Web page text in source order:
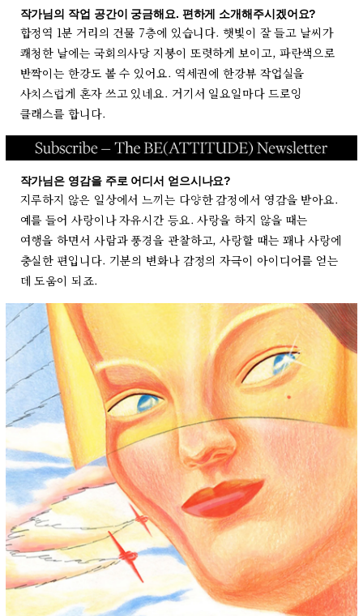
작가님의 작업 공간이 궁금해요. 편하게 소개해주시겠어요?
합정역 1분 거리의 건물 7층에 있습니다. 햇빛이 잘 들고 날씨가
쾌청한 날에는 국회의사당 지붕이 또렷하게 보이고, 파란색으로
반짝이는 한강도 볼 수 있어요. 역세권에 한강뷰 작업실을
사치스럽게 혼자 쓰고 있네요. 거기서 일요일마다 드로잉
클래스를 합니다.
작가님은 영감을 주로 어디서 얻으시나요?
지루하지 않은 일상에서 느끼는 다양한 감정에서 영감을 받아요.
예를 들어 사랑이나 자유시간 등요. 사랑을 하지 않을 때는
여행을 하면서 사람과 풍경을 관찰하고, 사랑할 때는 꽤나 사랑에
충실한 편입니다. 기분의 변화나 감정의 자극이 아이디어를 얻는
데 도움이 되죠.